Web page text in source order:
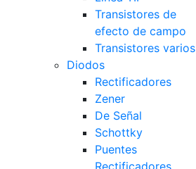
Transistores de
efecto de campo
Transistores varios
Diodos
Rectificadores
Zener
De Señal
Schottky
Puentes
Rectificadores